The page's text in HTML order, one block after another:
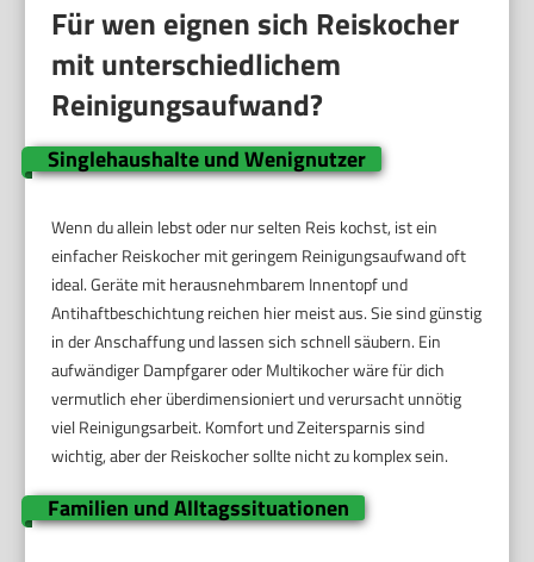
Für wen eignen sich Reiskocher
mit unterschiedlichem
Reinigungsaufwand?
Singlehaushalte und Wenignutzer
Wenn du allein lebst oder nur selten Reis kochst, ist ein
einfacher Reiskocher mit geringem Reinigungsaufwand oft
ideal. Geräte mit herausnehmbarem Innentopf und
Antihaftbeschichtung reichen hier meist aus. Sie sind günstig
in der Anschaffung und lassen sich schnell säubern. Ein
aufwändiger Dampfgarer oder Multikocher wäre für dich
vermutlich eher überdimensioniert und verursacht unnötig
viel Reinigungsarbeit. Komfort und Zeitersparnis sind
wichtig, aber der Reiskocher sollte nicht zu komplex sein.
Familien und Alltagssituationen